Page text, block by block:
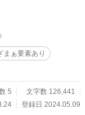
った。その真実が明か
てしまうのか。 R-1
まぁ要素あり
5
文字数 126,441
登録日 2024.05.09